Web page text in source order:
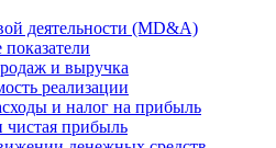
деятельности (MD&A)
и выручка
реализации
и налог на прибыль
прибыль